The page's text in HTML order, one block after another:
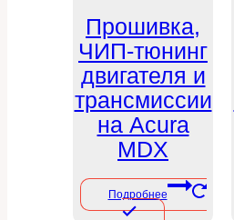
Прошивка,
ЧИП-тюнинг
двигателя и
трансмиссии
на Acura
MDX
Подробнее